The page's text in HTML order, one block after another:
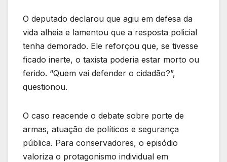
O deputado declarou que agiu em defesa da
vida alheia e lamentou que a resposta policial
tenha demorado. Ele reforçou que, se tivesse
ficado inerte, o taxista poderia estar morto ou
ferido. “Quem vai defender o cidadão?”,
questionou.
O caso reacende o debate sobre porte de
armas, atuação de políticos e segurança
pública. Para conservadores, o episódio
valoriza o protagonismo individual em